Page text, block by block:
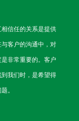
信任的关系是提供
客户的沟通中，对
非常重要的。客户
我们时，是希望得
。